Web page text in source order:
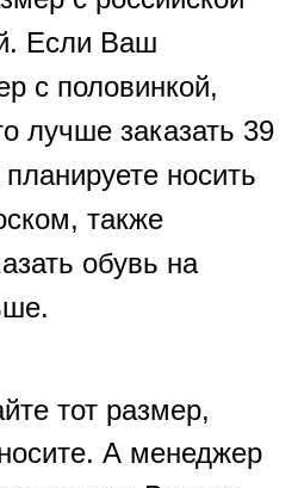
Если Ваш
с половинкой,
лучше заказать 39
носить
также
обувь на
тот размер,
А менеджер